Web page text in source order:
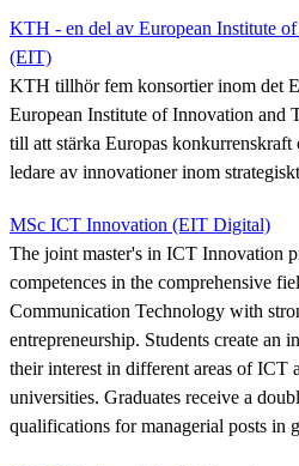
KTH - en del av European Institute
(EIT)
KTH tillhör fem konsortier inom det
European Institute of Innovation and
till att stärka Europas
ledare av innovationer inom
MSc ICT Innovation (EIT Digital)
The joint master's in ICT Innovation
competences in the comprehensive
Communication Technology with
entrepreneurship. Students create an
their interest in different areas of ICT
universities. Graduates receive a
qualifications for managerial posts in